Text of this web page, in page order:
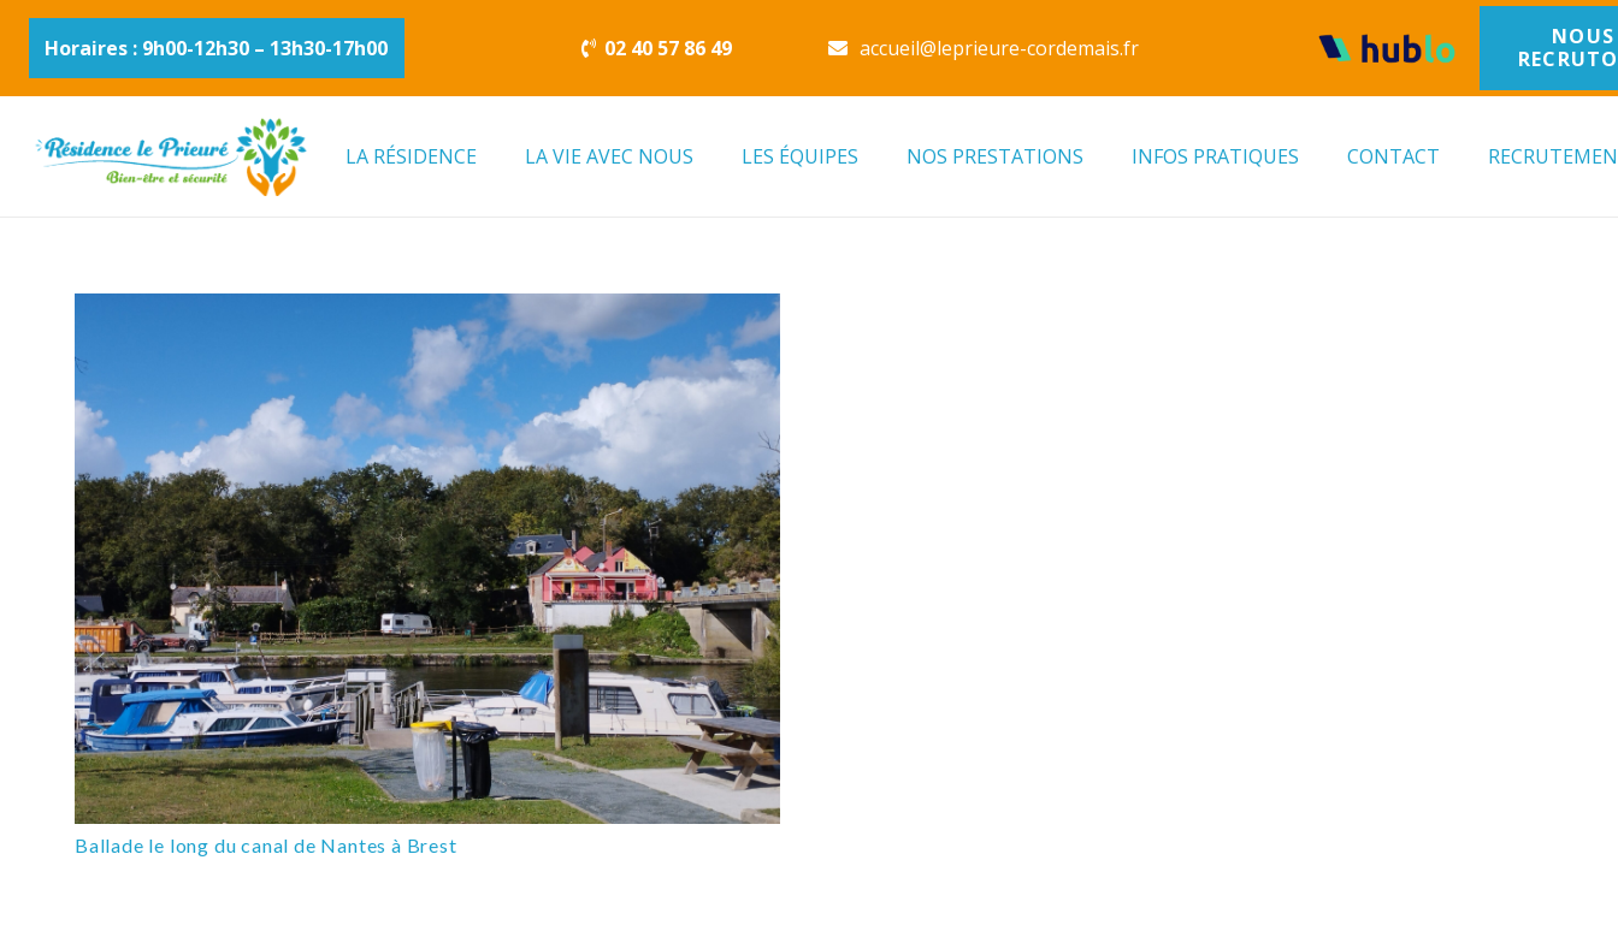
Horaires : 9h00-12h30 – 13h30-17h00 02 40 57 86 49 accueil@leprieure-cordemais.fr
NOUS
LA RÉSIDENCE LA VIE AVEC NOUS LES ÉQUIPES NOS PRESTATIONS INFOS PRATIQUES CONTACT
Ballade le long du canal de Nantes à Brest